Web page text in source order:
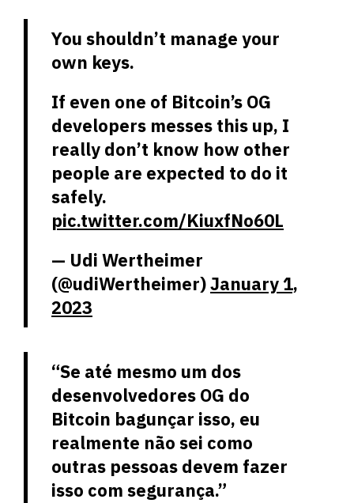
You shouldn’t manage your
own keys.
If even one of Bitcoin’s OG
developers messes this up, I
really don’t know how other
people are expected to do it
safely.
pic.twitter.com/KiuxfNo60L
— Udi Wertheimer
(@udiWertheimer)January 1,
2023
“Se até mesmo um dos
desenvolvedores OG do
Bitcoin bagunçar isso, eu
realmente não sei como
outras pessoas devem fazer
isso com segurança.”